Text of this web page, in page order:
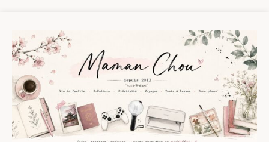
contenu